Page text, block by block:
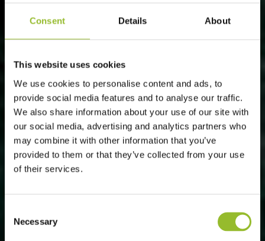
Consent Details About
This website uses cookies
We use cookies to personalise content and ads, to
provide social media features and to analyse our traffic.
We also share information about your use of our site with
our social media, advertising and analytics partners who
may combine it with other information that you’ve
provided to them or that they’ve collected from your use
of their services.
Selection
Necessary